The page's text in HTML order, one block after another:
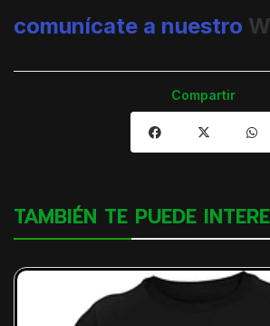
comunícate a nuestro
Compartir
TAMBIÉN TE PUEDE